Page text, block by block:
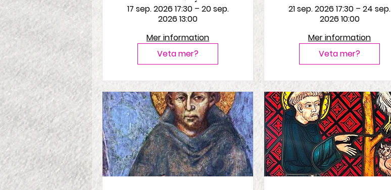
mötet sker (Psalm
205)
17 sep. 2026 17:30 – 20 sep.
2026 13:00
Mer information
Veta mer?
21 sep. 2026 17:30 – 24 sep.
2026 10:00
Mer information
Veta mer?